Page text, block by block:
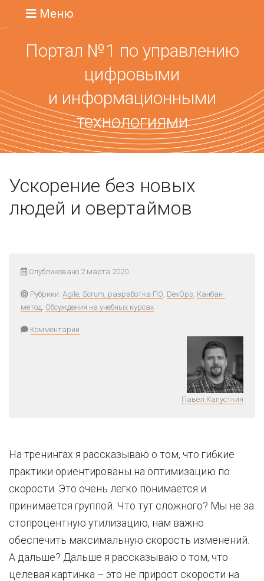
Меню
Портал №1 по управлению
цифровыми
и информационными
технологиями
Ускорение без новых
людей и овертаймов
Опубликовано 2 марта 2020
Рубрики: Agile, Scrum, разработка ПО, DevOps, Канбан-
метод, Обсуждения на учебных курсах
Комментарии
Павел Капусткин
На тренингах я рассказываю о том, что гибкие
практики ориентированы на оптимизацию по
скорости. Это очень легко понимается и
принимается группой. Что тут сложного? Мы не за
стопроцентную утилизацию, нам важно
обеспечить максимальную скорость изменений.
А дальше? Дальше я рассказываю о том, что
целевая картинка – это не прирост скорости на